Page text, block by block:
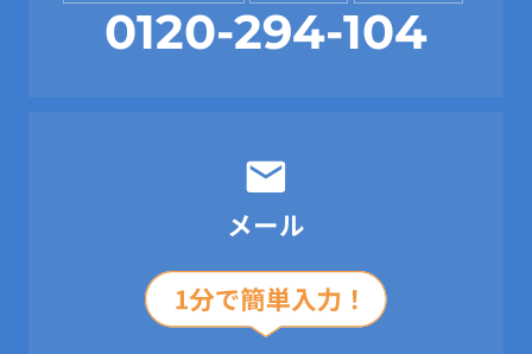
0120-294-104
メール